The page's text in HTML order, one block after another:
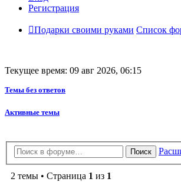
Регистрация
Подарки своими руками Список
Текущее время: 09 авг 2026, 06:15
Темы без ответов
Активные темы
Поиск
2 темы • Страница 1 из 1